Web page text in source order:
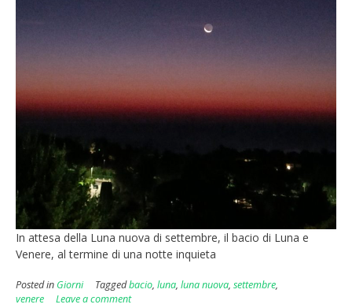
In attesa della Luna nuova di settembre, il bacio di Luna e
Venere, al termine di una notte inquieta
Posted in Giorni Taggedbacio, luna, luna nuova, settembre,
venere
Leave a comment